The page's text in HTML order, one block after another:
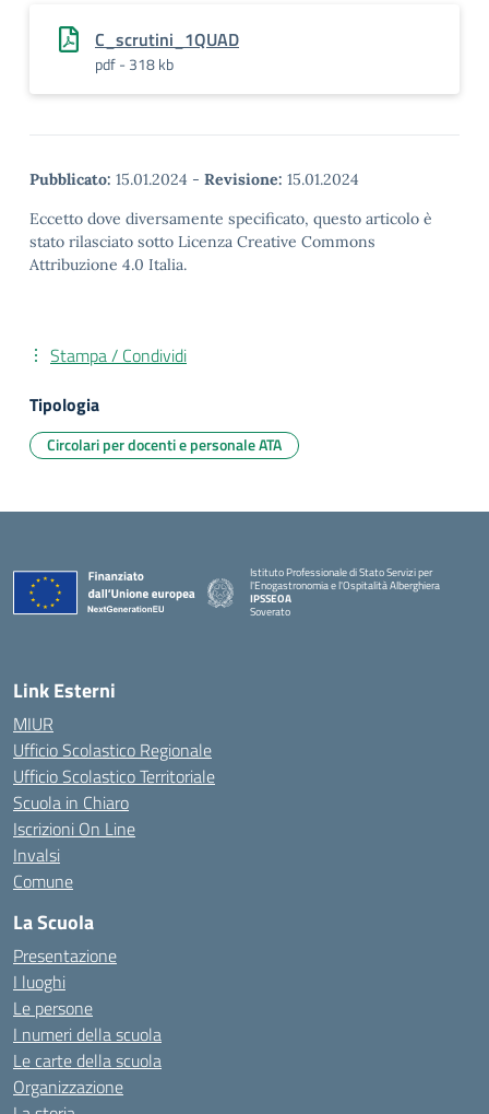
C_scrutini_1QUAD
pdf - 318 kb
Pubblicato: 15.01.2024 - Revisione: 15.01.2024
Eccetto dove diversamente specificato, questo articolo è
stato rilasciato sotto Licenza Creative Commons
Attribuzione 4.0 Italia.
Stampa / Condividi
Tipologia
Circolari per docenti e personale ATA
Istituto Professionale di Stato Servizi per
l'Enogastronomia e l'Ospitalità Alberghiera
IPSSEOA
Soverato
Link Esterni
MIUR
Ufficio Scolastico Regionale
Ufficio Scolastico Territoriale
Scuola in Chiaro
Iscrizioni On Line
Invalsi
Comune
La Scuola
Presentazione
I luoghi
Le persone
I numeri della scuola
Le carte della scuola
Organizzazione